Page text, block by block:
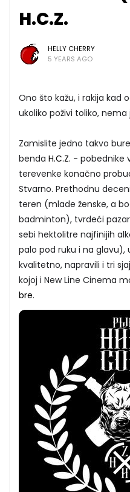
H.C.Z.
HELLY CHERRY
5 YEARS AGO
Ono što kažu, i rakija kad
ukoliko poživi toliko, nema
Zamislite jedno takvo
benda H.C.Z. - pobednike
terevenke konačno
Stvarno. Prethodnu
teren (mlade ženske, a
badminton), tvrdeći
sebi hektolitre najfinijih
palo pod ruku i na glavu),
kvalitetno, napravili i tri
kojoj i New Line Cinema
bre.